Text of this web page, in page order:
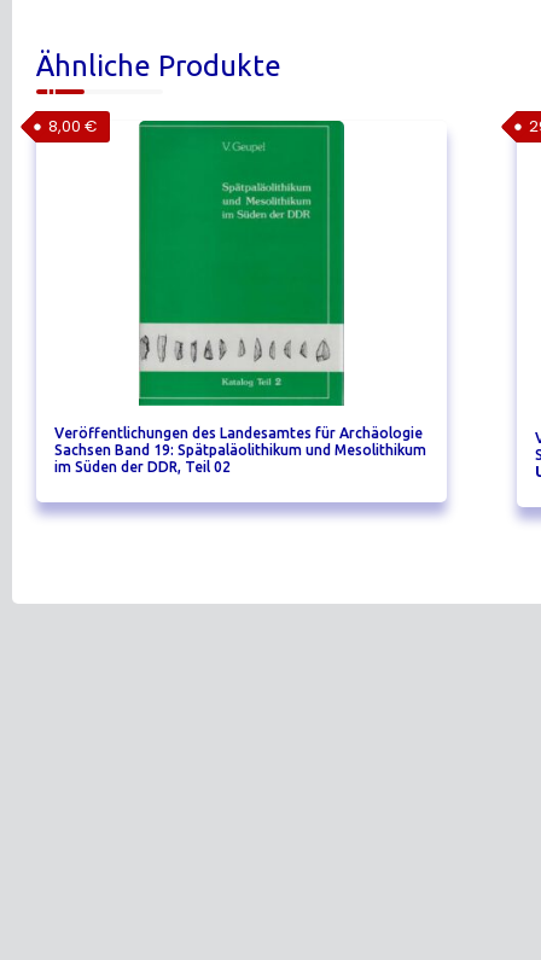
Ähnliche Produkte
Veröffentlichungen des Landesamtes für Archäologie
Sachsen Band 19: Spätpaläolithikum und Mesolithikum
im Süden der DDR, Teil 02
8,00 €